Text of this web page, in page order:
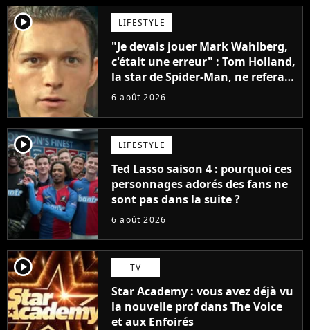
player2 LIFESTYLE
"Je devais jouer Mark Wahlberg,
c'était une erreur" : Tom Holland,
la star de Spider-Man, ne referait
pas ce blockbuster
6 août 2026
player2 LIFESTYLE
Ted Lasso saison 4 : pourquoi ces
personnages adorés des fans ne
sont pas dans la suite ?
6 août 2026
player2 TV
Star Academy : vous avez déjà vu
la nouvelle prof dans The Voice
et aux Enfoirés